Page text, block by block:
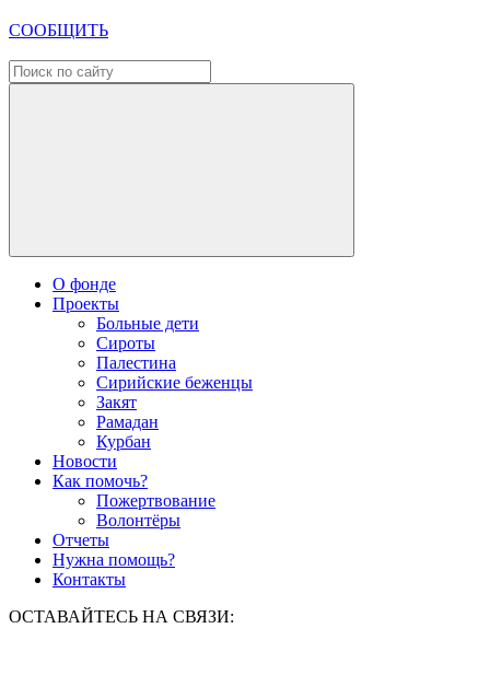
СООБЩИТЬ
О фонде
Проекты
Больные дети
Сироты
Палестина
Сирийские беженцы
Закят
Рамадан
Курбан
Новости
Как помочь?
Пожертвование
Волонтёры
Отчеты
Нужна помощь?
Контакты
ОСТАВАЙТЕСЬ НА СВЯЗИ: